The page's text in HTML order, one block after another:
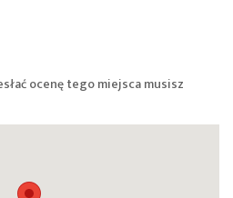
ocenę tego miejsca musisz